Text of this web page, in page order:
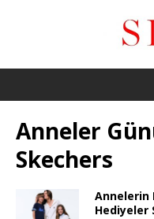
Anneler
Skechers
Annelerin
Hediyeler